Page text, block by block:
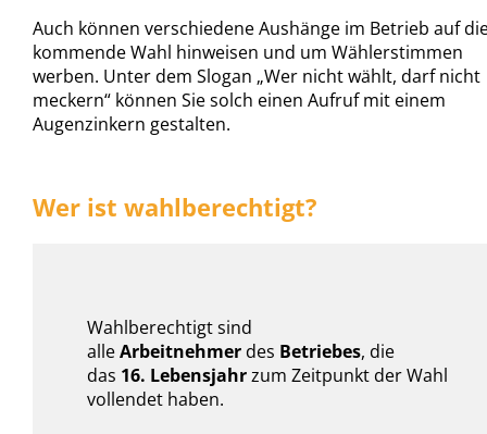
Auch können verschiedene Aushänge im Betrieb auf
kommende Wahl hinweisen und um Wählerstimmen
werben. Unter dem Slogan „Wer nicht wählt, darf nicht
meckern“ können Sie solch einen Aufruf mit einem
Augenzinkern gestalten.
Wer ist wahlberechtigt?
Wahlberechtigt sind
alleArbeitnehmer des Betriebes, die
das 16. Lebensjahrzum Zeitpunkt der Wahl
vollendet haben.